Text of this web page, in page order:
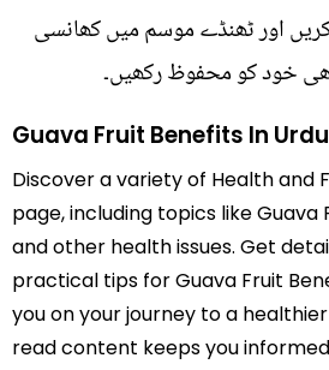
اور ٹھنڈے موسم میں کھانسی
خود کو محفوظ رکھیں۔
Guava Fruit Benefits In Urdu
Discover a variety of Health and
page, including topics like Guava
and other health issues. Get
practical tips for Guava Fruit
you on your journey to a
read content keeps you